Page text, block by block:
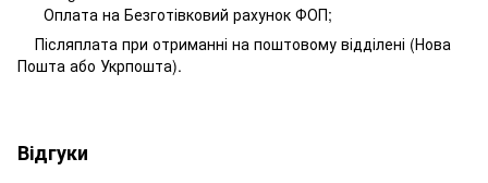
Оплата на Безготівковий рахунок ФОП;
Післяплата при отриманні на поштовому відділені (Нова
Пошта або Укрпошта).
Відгуки